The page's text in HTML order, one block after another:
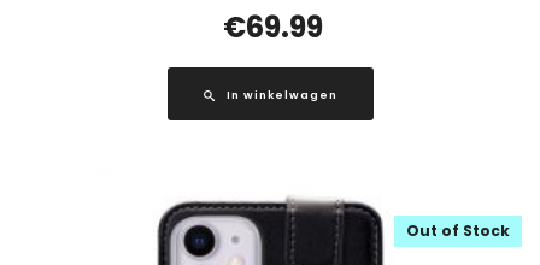
€69.99
In winkelwagen
Out of Stock